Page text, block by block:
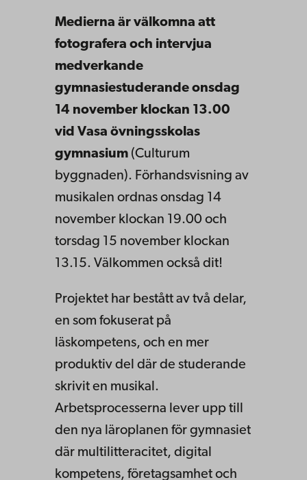
Medierna är välkomna att
fotografera och intervjua
medverkande
gymnasiestuderande onsdag
14 november klockan 13.00
vid Vasa övningsskolas
gymnasium (Culturum
byggnaden). Förhandsvisning av
musikalen ordnas onsdag 14
november klockan 19.00 och
torsdag 15 november klockan
13.15. Välkommen också dit!
Projektet har bestått av två delar,
en som fokuserat på
läskompetens, och en mer
produktiv del där de studerande
skrivit en musikal.
Arbetsprocesserna lever upp till
den nya läroplanen för gymnasiet
där multilitteracitet, digital
kompetens, företagsamhet och